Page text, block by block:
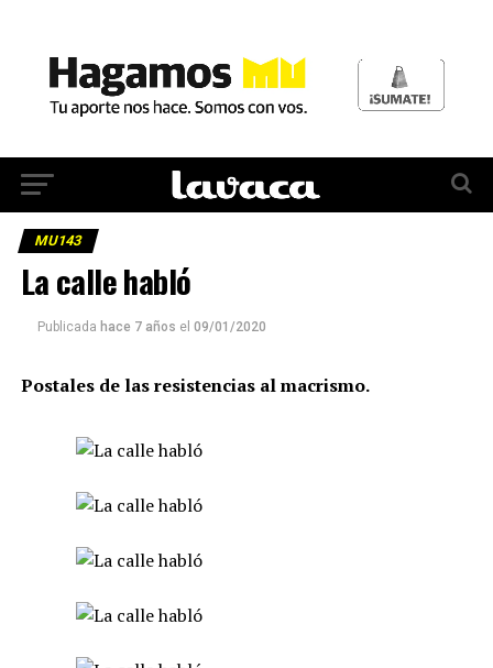
MU143
La calle habló
Publicada hace 7 años el 09/01/2020
Postales de las resistencias al macrismo.